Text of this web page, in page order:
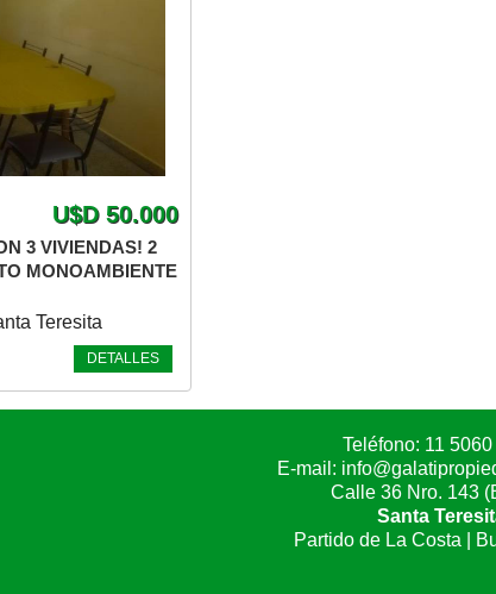
U$D 50.000
3 VIVIENDAS! 2
MONOAMBIENTE
Teresita
DETALLES
Teléfono: 11
E-mail:
Calle 36 Nro. 143
Santa
Partido de La Costa |